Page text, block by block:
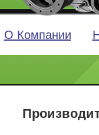
О Компании